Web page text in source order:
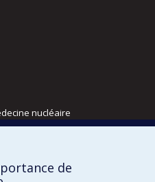
nucléaire
physique
de